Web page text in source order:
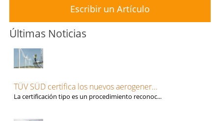
Escribir un Artículo
Últimas Noticias
TÜV SÜD certifica los nuevos aerogener...
La certificación tipo es un procedimiento reconoc...